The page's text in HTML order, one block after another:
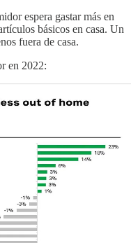
espera gastar más en
básicos en casa. Un
fuera de casa.
en 2022: